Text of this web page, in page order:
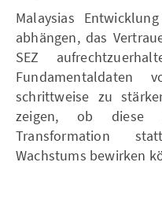
Malaysias
abhängen, das
SEZ
Fundamentaldaten
schrittweise zu
zeigen, ob diese
Transformation
Wachstums bewirken